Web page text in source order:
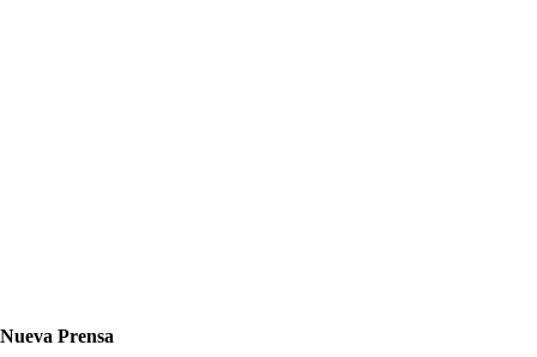
Nueva Prensa